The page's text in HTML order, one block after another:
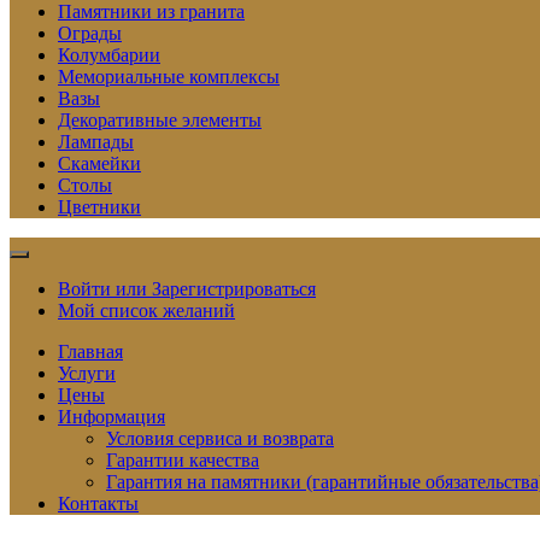
Памятники из гранита
Ограды
Колумбарии
Мемориальные комплексы
Вазы
Декоративные элементы
Лампады
Скамейки
Столы
Цветники
Войти или Зарегистрироваться
Мой список желаний
Главная
Услуги
Цены
Информация
Условия сервиса и возврата
Гарантии качества
Гарантия на памятники (гарантийные
Контакты